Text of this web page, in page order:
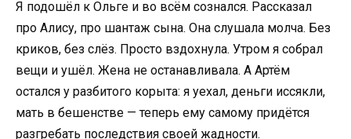
Я подошёл к Ольге и во всём сознался. Рассказал
про Алису, про шантаж сына. Она слушала молча. Без
криков, без слёз. Просто вздохнула. Утром я собрал
вещи и ушёл. Жена не останавливала. А Артём
остался у разбитого корыта: я уехал, деньги иссякли,
мать в бешенстве — теперь ему самому придётся
разгребать последствия своей жадности.